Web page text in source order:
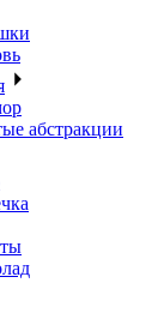
абстракции